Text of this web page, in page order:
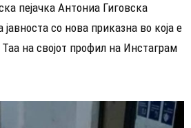
пејачка Антониа Гиговска
јавноста со нова приказна во која е
на својот профил на Инстаграм